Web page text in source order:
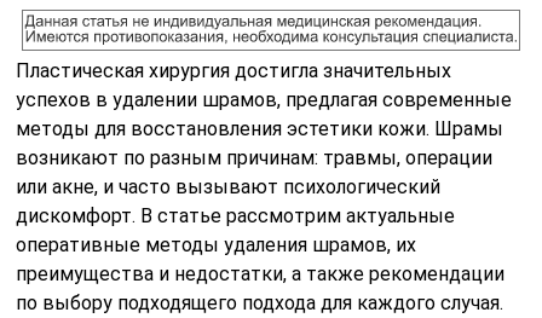
Пластическая хирургия достигла значительных
успехов в удалении шрамов, предлагая современные
методы для восстановления эстетики кожи. Шрамы
возникают по разным причинам: травмы, операции
или акне, и часто вызывают психологический
дискомфорт. В статье рассмотрим актуальные
оперативные методы удаления шрамов, их
преимущества и недостатки, а также рекомендации
по выбору подходящего подхода для каждого случая.